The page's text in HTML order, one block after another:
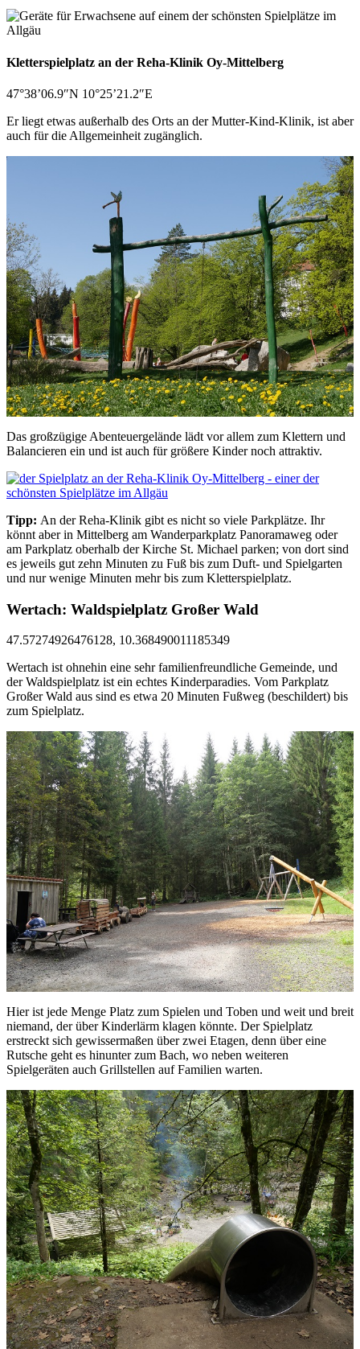
Kletterspielplatz an der Reha-Klinik Oy-Mittelberg
47°38’06.9″N 10°25’21.2″E
Er liegt etwas außerhalb des Orts an der Mutter-Kind-Klinik, ist aber
auch für die Allgemeinheit zugänglich.
Das großzügige Abenteuergelände lädt vor allem zum Klettern und
Balancieren ein und ist auch für größere Kinder noch attraktiv.
Tipp: An der Reha-Klinik gibt es nicht so viele Parkplätze. Ihr
könnt aber in Mittelberg am Wanderparkplatz Panoramaweg oder
am Parkplatz oberhalb der Kirche St. Michael parken; von dort sind
es jeweils gut zehn Minuten zu Fuß bis zum Duft- und Spielgarten
und nur wenige Minuten mehr bis zum Kletterspielplatz.
Wertach: Waldspielplatz Großer Wald
47.57274926476128, 10.368490011185349
Wertach ist ohnehin eine sehr familienfreundliche Gemeinde, und
der Waldspielplatz ist ein echtes Kinderparadies. Vom Parkplatz
Großer Wald aus sind es etwa 20 Minuten Fußweg (beschildert) bis
zum Spielplatz.
Hier ist jede Menge Platz zum Spielen und Toben und weit und breit
niemand, der über Kinderlärm klagen könnte. Der Spielplatz
erstreckt sich gewissermaßen über zwei Etagen, denn über eine
Rutsche geht es hinunter zum Bach, wo neben weiteren
Spielgeräten auch Grillstellen auf Familien warten.